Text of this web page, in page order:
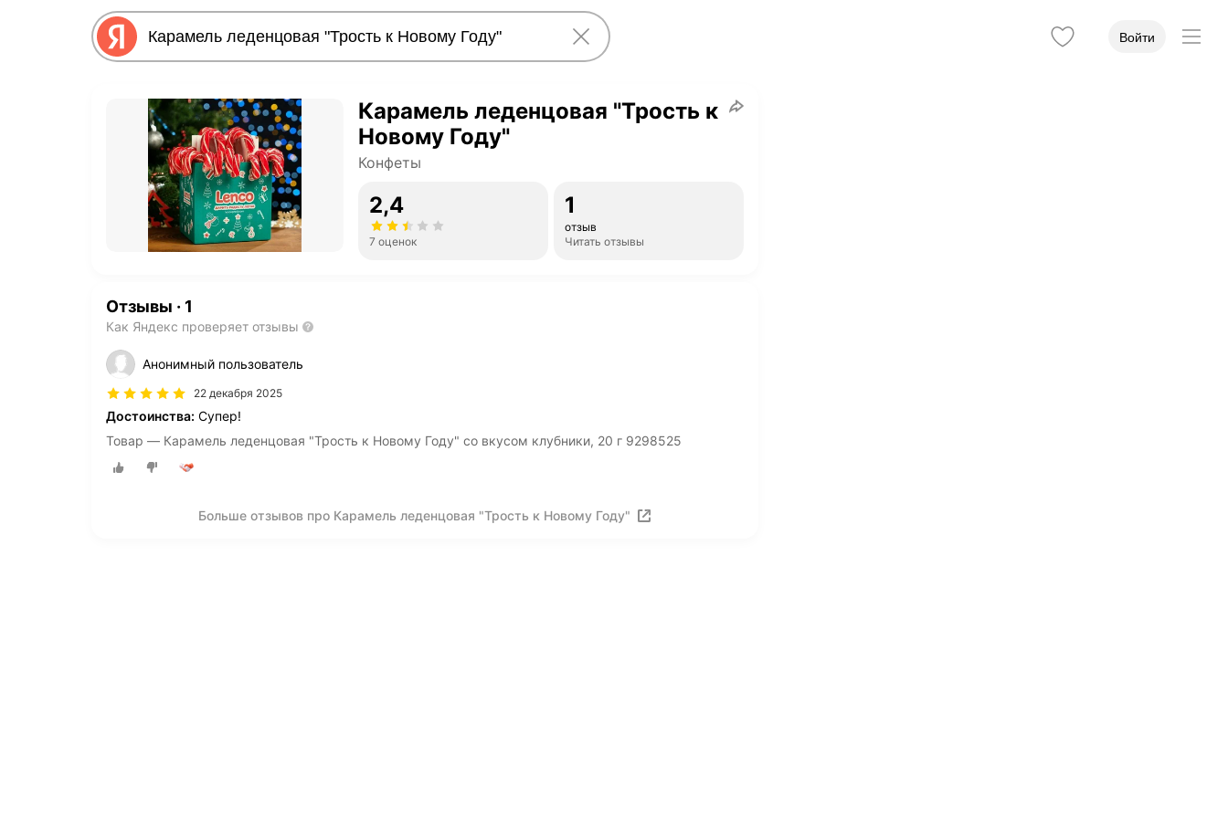
Войти
Карамель леденцовая "Трость к
Новому Году"
Конфеты
2,4
7 оценок
1
отзыв
Читать отзывы
Отзывы · 1
Как Яндекс проверяет отзывы
Анонимный пользователь
22 декабря 2025
Достоинства: Супер!
Товар — Карамель леденцовая "Трость к Новому Году" со вкусом клубники, 20 г 9298525
Больше отзывов про Карамель леденцовая "Трость к Новому Году"